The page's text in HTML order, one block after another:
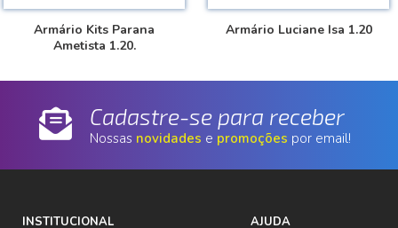
Armário Kits Parana
Ametista 1.20.
Armário Luciane Isa 1.20
Cadastre-se para receber
Nossas novidades e promoções por email!
INSTITUCIONAL AJUDA